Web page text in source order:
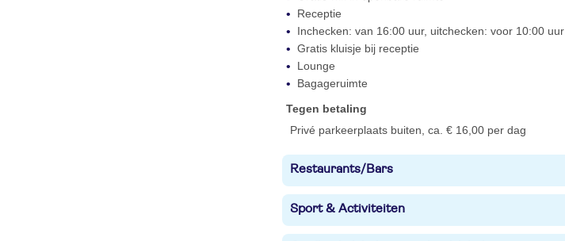
Receptie
Inchecken: van 16:00 uur, uitchecken: voor 10:00 uur
Gratis kluisje bij receptie
Lounge
Bagageruimte
Tegen betaling
Privé parkeerplaats buiten, ca. € 16,00 per dag
Restaurants/Bars
Sport & Activiteiten